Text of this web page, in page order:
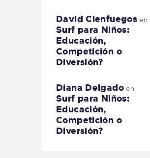
David Cienfuegos en
Surf para Niños:
Educación,
Competición o
Diversión?
Diana Delgadoen
Surf para Niños:
Educación,
Competición o
Diversión?